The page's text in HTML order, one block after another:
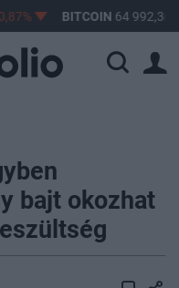
BITCOIN64 992,36
bajt okozhat